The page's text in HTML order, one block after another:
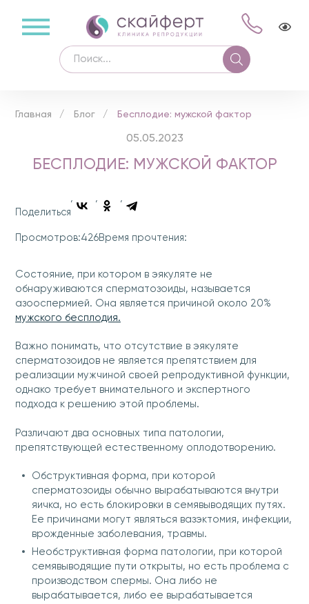
Главная Блог Бесплодие: мужской фактор
05.05.2023
БЕСПЛОДИЕ: МУЖСКОЙ ФАКТОР
Поделиться
Просмотров:426Время прочтения:
Состояние, при котором в эякуляте не
обнаруживаются сперматозоиды, называется
азооспермией. Она является причиной около 20%
мужского бесплодия.
Важно понимать, что отсутствие в эякуляте
сперматозоидов не является препятствием для
реализации мужчиной своей репродуктивной функции,
однако требует внимательного и экспертного
подхода к решению этой проблемы.
Различают два основных типа патологии,
препятствующей естественному оплодотворению.
Обструктивная форма, при которой
сперматозоиды обычно вырабатываются внутри
яичка, но есть блокировки в семявыводящих путях.
Ее причинами могут являться вазэктомия, инфекции,
врожденные заболевания, травмы.
Необструктивная форма патологии, при которой
семявыводящие пути открыты, но есть проблема с
производством спермы. Она либо не
вырабатывается, либо ее вырабатывается